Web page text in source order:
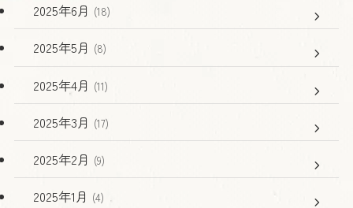
2025年6月 (18)
2025年5月 (8)
2025年4月 (11)
2025年3月 (17)
2025年2月 (9)
2025年1月 (4)